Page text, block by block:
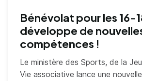
Bénévolat pour les 16-
développe de
compétences !
Le ministère des Sports, de la
Vie associative lance une